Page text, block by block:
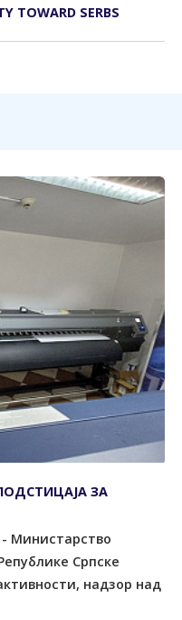
TOWARD SERBS
ЗА
Министарство
Српске
надзор над